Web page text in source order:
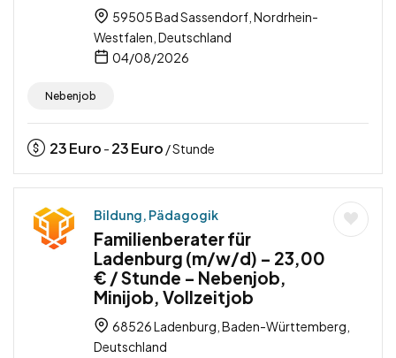
59505 Bad Sassendorf, Nordrhein-
Westfalen, Deutschland
04/08/2026
Nebenjob
23Euro - 23Euro / Stunde
Bildung, Pädagogik
Familienberater für
Ladenburg (m/w/d) – 23,00
€ / Stunde – Nebenjob,
Minijob, Vollzeitjob
68526 Ladenburg, Baden-Württemberg,
Deutschland